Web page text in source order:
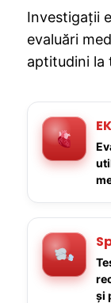
Investigații
evaluări
aptitudini la
și